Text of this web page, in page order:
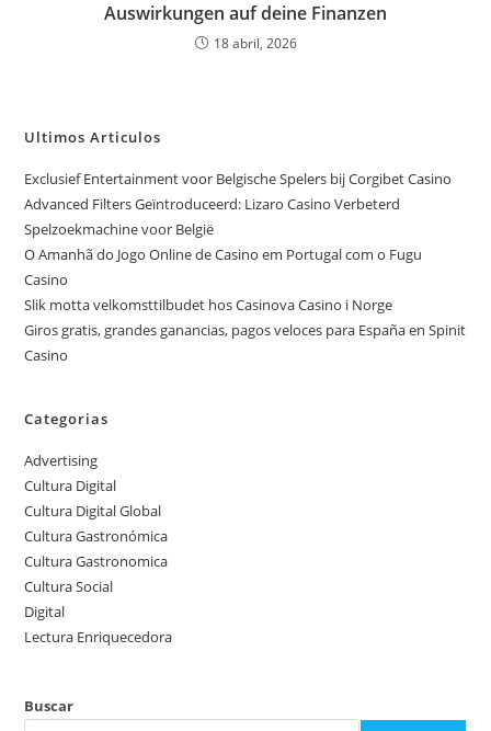
Auswirkungen auf deine Finanzen
18 abril, 2026
Ultimos Articulos
Exclusief Entertainment voor Belgische Spelers bij Corgibet Casino
Advanced Filters Geïntroduceerd: Lizaro Casino Verbeterd
Spelzoekmachine voor België
O Amanhã do Jogo Online de Casino em Portugal com o Fugu
Casino
Slik motta velkomsttilbudet hos Casinova Casino i Norge
Giros gratis, grandes ganancias, pagos veloces para España en Spinit
Casino
Categorias
Advertising
Cultura Digital
Cultura Digital Global
Cultura Gastronómica
Cultura Gastronomica
Cultura Social
Digital
Lectura Enriquecedora
Buscar